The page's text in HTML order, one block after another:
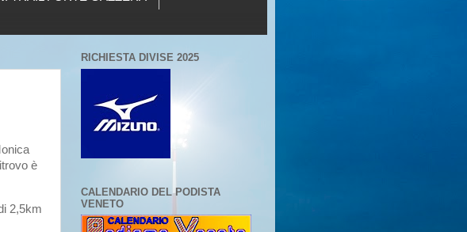
è
2,5km
RICHIESTA DIVISE 2025
CALENDARIO DEL PODISTA
VENETO